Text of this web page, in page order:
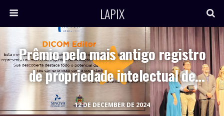
LAPIX
12 DE DECEMBER DE 2024
Prêmio pelo mais antigo registro
de propriedade intelectual de
software da UFSC